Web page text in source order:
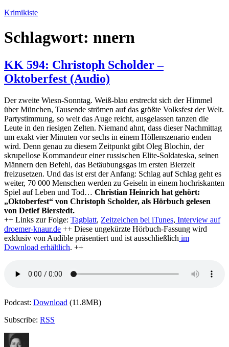
Zum
springen
Krimikiste
Schlagwort: nnern
KK 594: Christoph Scholder –
Oktoberfest (Audio)
Der zweite Wiesn-Sonntag. Weiß-blau erstreckt sich der Himmel
über München, Tausende strömen auf das größte Volksfest der Welt.
Partystimmung, so weit das Auge reicht, ausgelassen tanzen die
Leute in den riesigen Zelten. Niemand ahnt, dass dieser Nachmittag
um exakt vier Minuten vor sechs in einem Höllenszenario enden
wird. Denn genau zu diesem Zeitpunkt gibt Oleg Blochin, der
skrupellose Kommandeur einer russischen Elite-Soldateska, seinen
Männern den Befehl, das Betäubungsgas im ersten Bierzelt
freizusetzen. Und das ist erst der Anfang: Schlag auf Schlag geht es
weiter, 70 000 Menschen werden zu Geiseln in einem hochriskanten
Spiel auf Leben und Tod… Christian Heinrich hat gehört:
„Oktoberfest“ von Christoph Scholder, als Hörbuch gelesen
von Detlef Bierstedt.
++ Links zur Folge: Tagblatt, Zeitzeichen bei iTunes, Interview auf
droemer-knaur.de ++ Diese ungekürzte Hörbuch-Fassung wird
exklusiv von Audible präsentiert und ist ausschließlich im
Download erhältlich. ++
Podcast: Download (11.8MB)
Subscribe: RSS